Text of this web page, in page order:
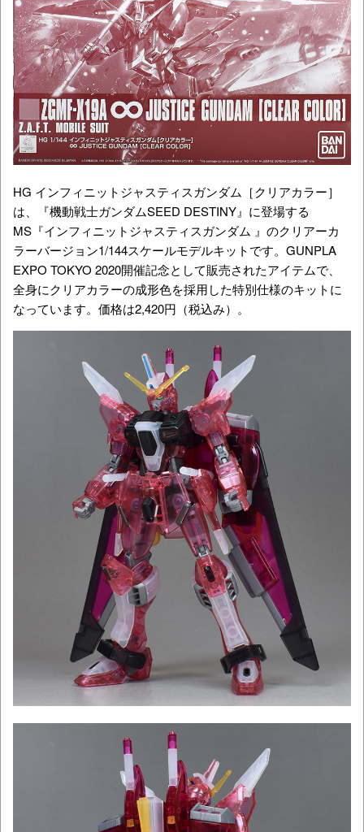
HG インフィニットジャスティスガンダム［クリアカラー］
は、『機動戦士ガンダムSEED DESTINY』に登場する
MS『インフィニットジャスティスガンダム 』のクリアーカ
ラーバージョン1/144スケールモデルキットです。GUNPLA
EXPO TOKYO 2020開催記念として販売されたアイテムで、
全身にクリアカラーの成形色を採用した特別仕様のキットに
なっています。価格は2,420円（税込み）。